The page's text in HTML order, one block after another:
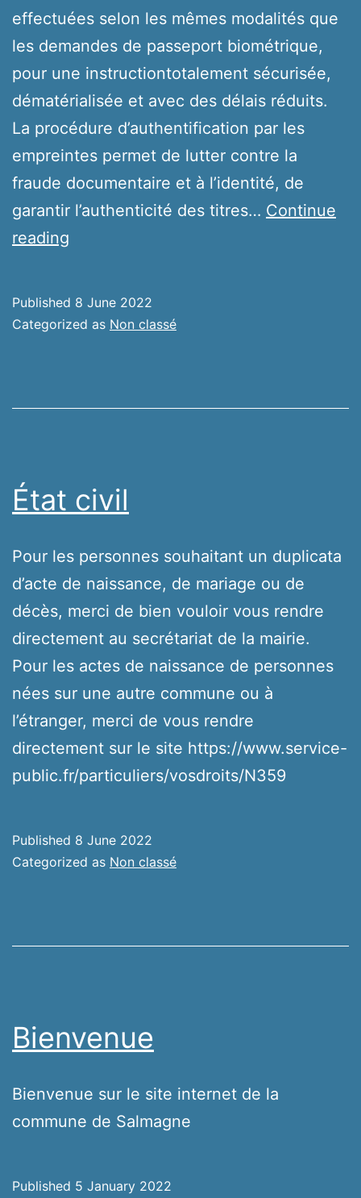
effectuées selon les mêmes modalités que
les demandes de passeport biométrique,
pour une instructiontotalement sécurisée,
dématérialisée et avec des délais réduits.
La procédure d’authentification par les
empreintes permet de lutter contre la
fraude documentaire et à l’identité, de
garantir l’authenticité des titres… Continue
reading
Published 8 June 2022
Categorized as Non classé
État civil
Pour les personnes souhaitant un duplicata
d’acte de naissance, de mariage ou de
décès, merci de bien vouloir vous rendre
directement au secrétariat de la mairie.
Pour les actes de naissance de personnes
nées sur une autre commune ou à
l’étranger, merci de vous rendre
directement sur le site https://www.service-
public.fr/particuliers/vosdroits/N359
Published 8 June 2022
Categorized as Non classé
Bienvenue
Bienvenue sur le site internet de la
commune de Salmagne
Published 5 January 2022